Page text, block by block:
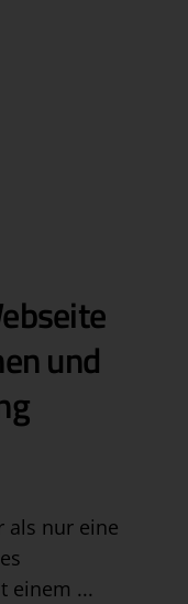
und
als nur eine
einem ...